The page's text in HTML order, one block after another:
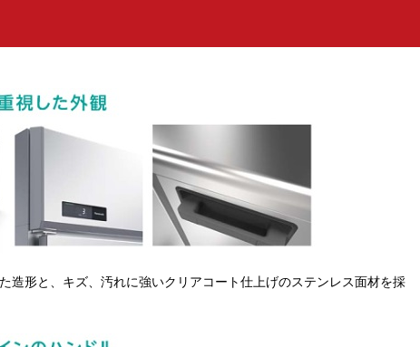
造形と、キズ、汚れに強いクリアコート仕上げのステンレス面材を採